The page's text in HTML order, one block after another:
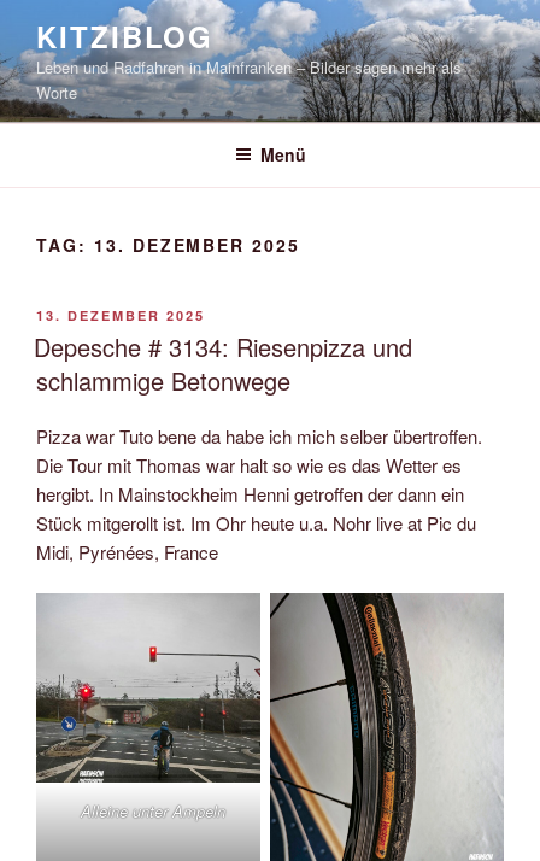
springen
KITZIBLOG
Leben und Radfahren in Mainfranken – Bilder sagen mehr als
Worte
Menü
TAG: 13. DEZEMBER 2025
VERÖFFENTLICHT
AM
13. DEZEMBER 2025
Depesche # 3134: Riesenpizza und
schlammige Betonwege
Pizza war Tuto bene da habe ich mich selber übertroffen.
Die Tour mit Thomas war halt so wie es das Wetter es
hergibt. In Mainstockheim Henni getroffen der dann ein
Stück mitgerollt ist. Im Ohr heute u.a. Nohr live at Pic du
Midi, Pyrénées, France
Alleine unter Ampeln